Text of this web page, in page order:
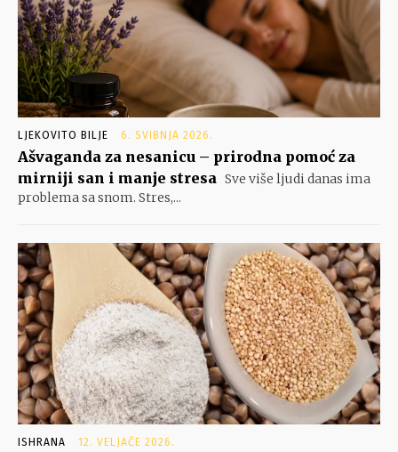
LJEKOVITO BILJE 6. SVIBNJA 2026.
Ašvaganda za nesanicu – prirodna pomoć za
mirniji san i manje stresa Sve više ljudi danas ima
problema sa snom. Stres,...
ISHRANA 12. VELJAČE 2026.